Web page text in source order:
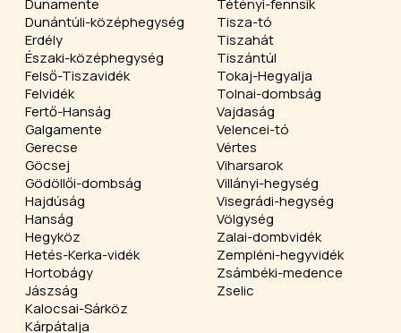
Dunamente
Dunántúli-középhegység
Erdély
Északi-középhegység
Felső-Tiszavidék
Felvidék
Fertő-Hanság
Galgamente
Gerecse
Göcsej
Gödöllői-dombság
Hajdúság
Hanság
Hegyköz
Hetés-Kerka-vidék
Hortobágy
Jászság
Kalocsai-Sárköz
Kárpátalja
Tétényi-fennsík
Tisza-tó
Tiszahát
Tiszántúl
Tokaj-Hegyalja
Tolnai-dombság
Vajdaság
Velencei-tó
Vértes
Viharsarok
Villányi-hegység
Visegrádi-hegység
Völgység
Zalai-dombvidék
Zempléni-hegyvidék
Zsámbéki-medence
Zselic